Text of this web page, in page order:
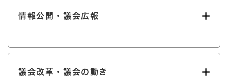
情報公開・議会広報
議会改革・議会の動き